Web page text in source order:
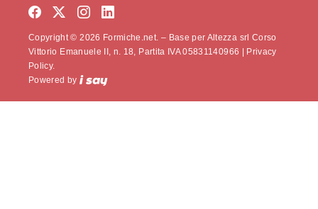
Copyright © 2026 Formiche.net. – Base per Altezza srl Corso
Vittorio Emanuele II, n. 18, Partita IVA 05831140966 |
Privacy
Policy.
Powered by